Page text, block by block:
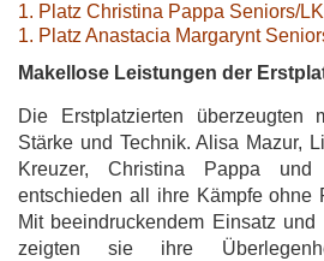
1. Platz Christina Pappa Seniors/
1. Platz Anastacia Margarynt
Makellose Leistungen der
Die Erstplatzierten überzeugten
Stärke und Technik. Alisa Mazur,
Kreuzer, Christina Pappa und
entschieden all ihre Kämpfe ohne
Mit beeindruckendem Einsatz und
zeigten sie ihre